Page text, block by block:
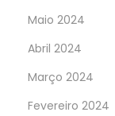
Maio 2024
Abril 2024
Março 2024
Fevereiro 2024